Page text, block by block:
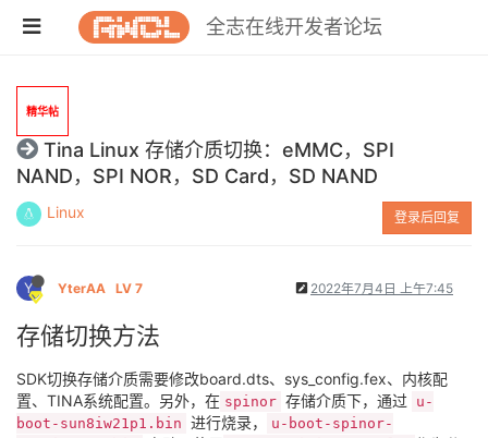
全志在线开发者论坛
精华帖
Tina Linux 存储介质切换：eMMC，SPI
NAND，SPI NOR，SD Card，SD NAND
Linux 登录后回复
Y YterAA LV 7 2022年7月4日 上午7:45
存储切换方法
SDK切换存储介质需要修改board.dts、sys_config.fex、内核配
置、TINA系统配置。另外，在 spinor 存储介质下，通过
u-
boot-sun8iw21p1.bin 进行烧录，
u-boot-spinor-